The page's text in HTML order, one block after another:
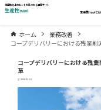
生産性向上のヒントが見つかる情報サイト
生産性naviとは
ホーム
業務改善
コープデリバリーにおける残業
コープデリバリーにおける残
革
2026.02.06